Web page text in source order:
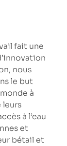
fait une
nous
le but
à
leurs
à l’eau
et
bétail et